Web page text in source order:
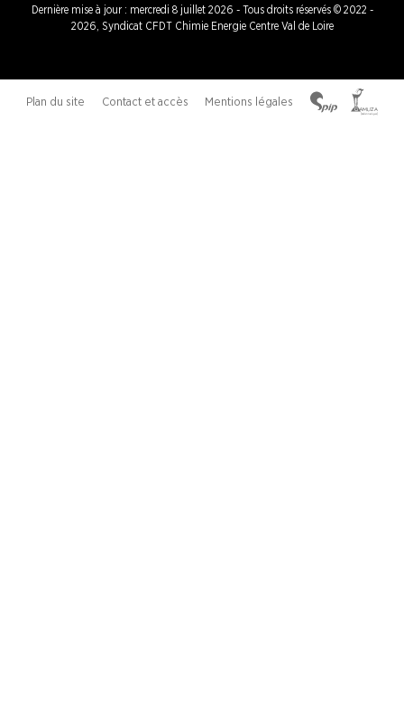
Dernière mise à jour : mercredi 8 juillet 2026 - Tous droits réservés © 2022 -
2026, Syndicat CFDT Chimie Energie Centre Val de Loire
Plan du site Contact et accès Mentions légales